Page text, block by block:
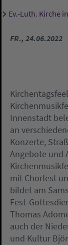
Sie sind hier:
Ev.-Luth. Kirche
FR., 24.06.2022
Innenstadt
an
Konzerte,
Angebote und
mit Chorfest
bildet am
Fest-
Thomas
auch der
und Kultur